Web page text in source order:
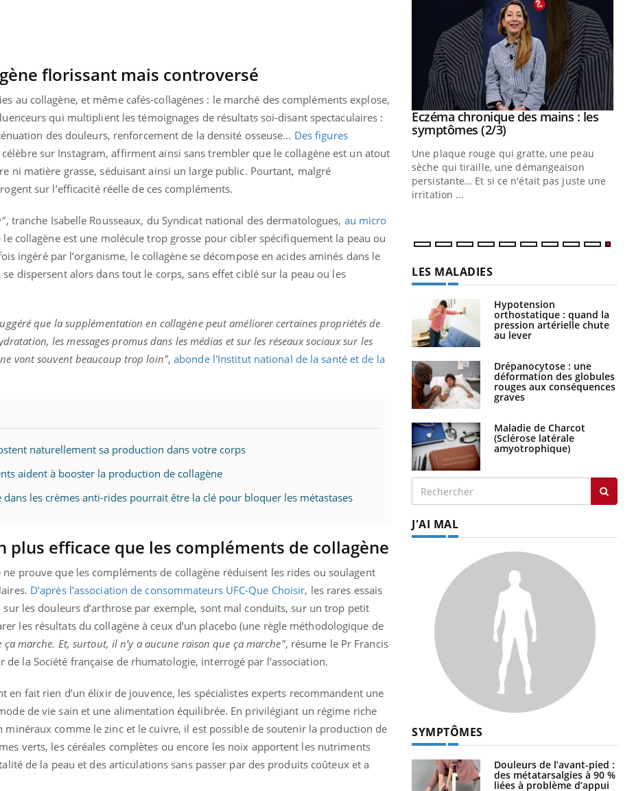
florissant mais controversé
au collagène, et même cafés-collagènes : le marché des compléments explose,
qui multiplient les témoignages de résultats soi-disant spectaculaires :
des douleurs, renforcement de la densité osseuse... Des figures
célèbre sur Instagram, affirment ainsi sans trembler que le collagène est un atout
ni matière grasse, séduisant ainsi un large public. Pourtant, malgré
sur l’efficacité réelle de ces compléments.
, tranche Isabelle Rousseaux, du Syndicat national des dermatologues, au micro
le collagène est une molécule trop grosse pour cibler spécifiquement la peau ou
ingéré par l’organisme, le collagène se décompose en acides aminés dans le
dispersent alors dans tout le corps, sans effet ciblé sur la peau ou les
que la supplémentation en collagène peut améliorer certaines propriétés de
les messages promus dans les médias et sur les réseaux sociaux sur les
vont souvent beaucoup trop loin",abonde l'Institut national de la santé et de la
naturellement sa production dans votre corps
aident à booster la production de collagène
dans les crèmes anti-rides pourrait être la clé pour bloquer les métastases
plus efficace que les compléments de collagène
prouve que les compléments de collagène réduisent les rides ou soulagent
D’après l’association de consommateurs UFC-Que Choisir, les rares essais
sur les douleurs d’arthrose par exemple, sont mal conduits, sur un trop petit
les résultats du collagène à ceux d’un placebo (une règle méthodologique de
ça marche. Et, surtout, il n’y a aucune raison que ça marche", résume le Pr Francis
de la Société française de rhumatologie, interrogé par l’association.
en fait rien d’un élixir de jouvence, les spécialistes experts recommandent une
de vie sain et une alimentation équilibrée. En privilégiant un régime riche
minéraux comme le zinc et le cuivre, il est possible de soutenir la production de
verts, les céréales complètes ou encore les noix apportent les nutriments
de la peau et des articulations sans passer par des produits coûteux et a
Youtube
Quand l’entreprise mise sur le bien
être global Youtube
"Les rendez-vous de la santé et de la
qualité de vie au travail" de Pourquoi
Docteur reçoivent Régis Blugeon, DRH et
directeur ...
Youtube
Eczéma chronique des mains : au
quotidien (3/3) Youtube
Dans cette vidéo, le Dr Inès Zaraa,
dermatologue à Paris, vous explique
comment protéger vos mains au quotidien
et éviter les ...
Youtube
Eczéma chronique des mains : les
symptômes (2/3)Youtube
Une plaque rouge qui gratte, une peau
sèche qui tiraille, une démangeaison
persistante… Et si ce n'était pas juste une
irritation ...
LES MALADIES
Hypotension
orthostatique : quand la
pression artérielle chute
au lever
Drépanocytose : une
déformation des globules
rouges aux conséquences
graves
Maladie de Charcot
(Sclérose latérale
amyotrophique)
J'AI MAL
SYMPTÔMES
Douleurs de l’avant-pied :
des métatarsalgies à 90 %
liées à problème d’appui